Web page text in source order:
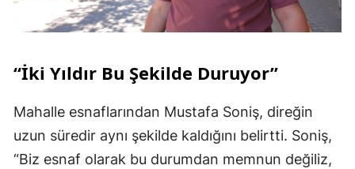
“İki Yıldır Bu Şekilde Duruyor”
Mahalle esnaflarından Mustafa Soniş, direğin
uzun süredir aynı şekilde kaldığını belirtti. Soniş,
“Biz esnaf olarak bu durumdan memnun değiliz,